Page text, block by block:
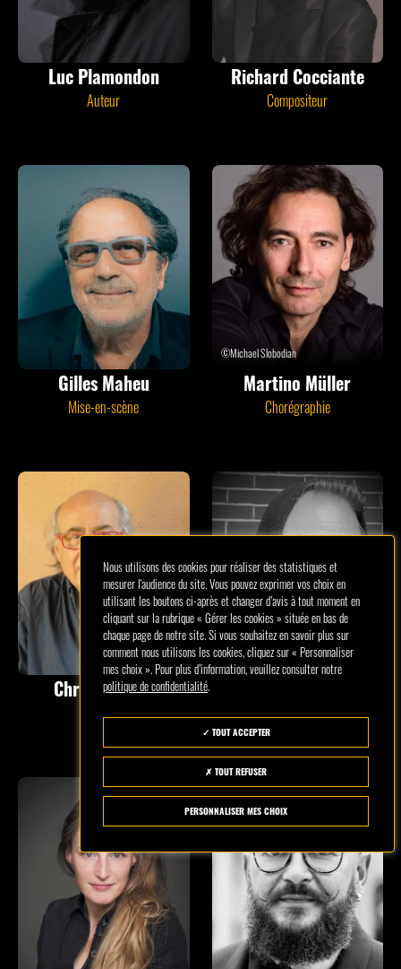
Luc Plamondon
Auteur
Richard Cocciante
Compositeur
Gilles Maheu
Mise-en-scène
©Michael Slobodian
Martino Müller
Chorégraphie
Christan Rätz
Décors Lumières
Nous utilisons des cookies pour réaliser des statistiques et
mesurer l'audience du site. Vous pouvez exprimer vos choix en
utilisant les boutons ci-après et changer d’avis à tout moment en
cliquant sur la rubrique « Gérer les cookies » située en bas de
chaque page de notre site. Si vous souhaitez en savoir plus sur
comment nous utilisons les cookies, cliquez sur « Personnaliser
mes choix ». Pour plus d’information, veuillez consulter notre
politique de confidentialité.
TOUT ACCEPTER
TOUT REFUSER
PERSONNALISER MES CHOIX